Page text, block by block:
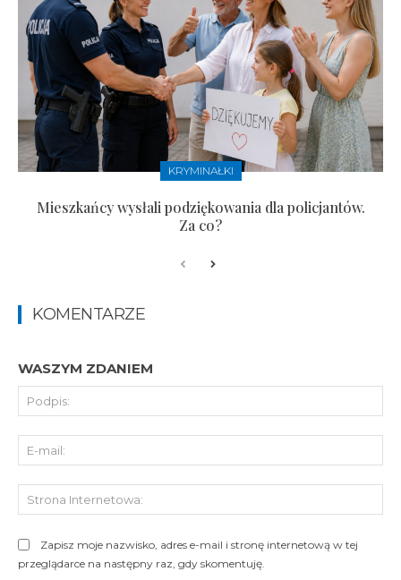
KRYMINAŁKI
Mieszkańcy wysłali podziękowania dla policjantów.
Za co?
KOMENTARZE
WASZYM ZDANIEM
Zapisz moje nazwisko, adres e-mail i stronę internetową w tej
przeglądarce na następny raz, gdy skomentuję.